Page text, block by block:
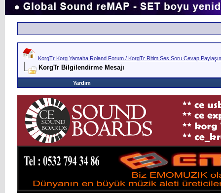
KorgTr Korg Yamaha Roland Forum / KorgTr Ritim Ses Soru Cevap
KorgTr Bilgilendirme Mesajı
Yardım